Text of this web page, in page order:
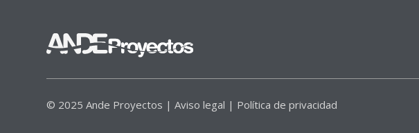
© 2025 Ande Proyectos |Aviso legal | Política de privacidad